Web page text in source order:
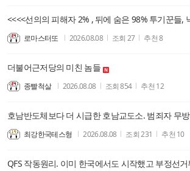
로마스터또 2026.08.08 조회 27 추천8
더불어근저당의 미친 놈들
종빨척살 2026.08.08 조회854 추천 12
호남반도체보다 더 시급한 호남교도소. 범죄자 무
최강한국테스형 2026.08.08 조회231 추천 10